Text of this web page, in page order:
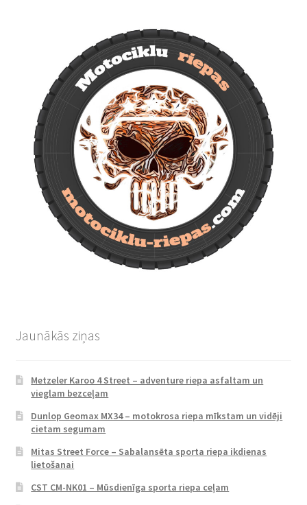
Jaunākās ziņas
Metzeler Karoo 4 Street – adventure riepa asfaltam un
vieglam bezceļam
Dunlop Geomax MX34 – motokrosa riepa mīkstam un vidēji
cietam segumam
Mitas Street Force – Sabalansēta sporta riepa ikdienas
lietošanai
CST CM-NK01 – Mūsdienīga sporta riepa ceļam